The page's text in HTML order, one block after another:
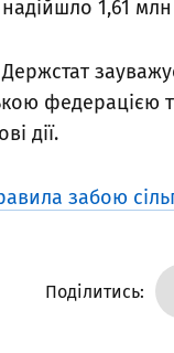
надійшло 1,61
Держстат
федерацією
дії.
забою
Поділитись: